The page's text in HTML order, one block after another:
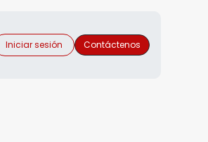
Iniciar sesión Contáctenos